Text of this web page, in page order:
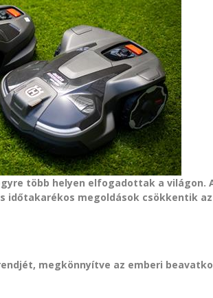
több helyen elfogadottak a világon.
időtakarékos megoldások csökkentik
megkönnyítve az emberi